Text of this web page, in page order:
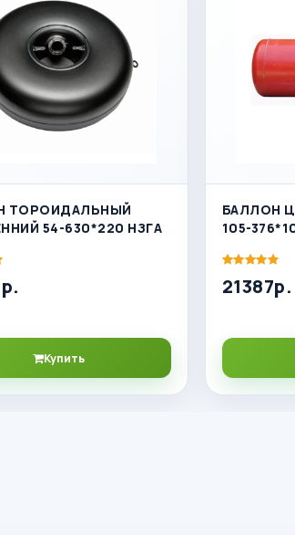
ТОРОИДАЛЬНЫЙ
54-630*220 НЗГА
Купить
БАЛЛОН
105-
21387р.